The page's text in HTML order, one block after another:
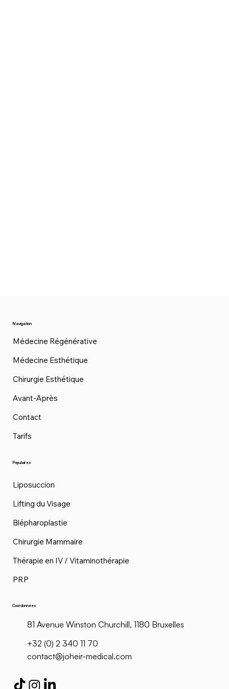
Navigation
Médecine Régénérative
Médecine Esthétique
Chirurgie Esthétique
Avant-Après
Contact
Tarifs
Populaires
Liposuccion
Lifting du Visage
Blépharoplastie
Chirurgie Mammaire
Thérapie en IV / Vitaminothérapie
PRP
Coordonnées
81 Avenue Winston Churchill, 1180 Bruxelles
+32 (0) 2 340 11 70
contact@joheir-medical.com